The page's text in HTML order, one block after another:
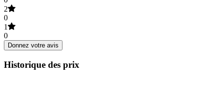
2
0
1
0
Donnez votre avis
Historique des prix